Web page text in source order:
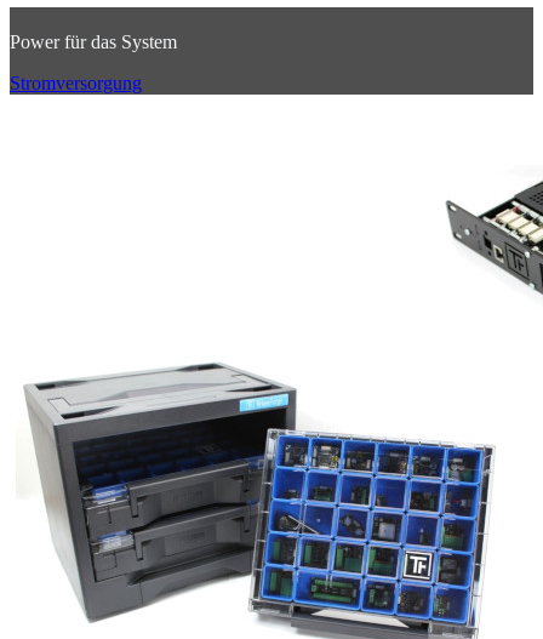
Power für das System
Stromversorgung